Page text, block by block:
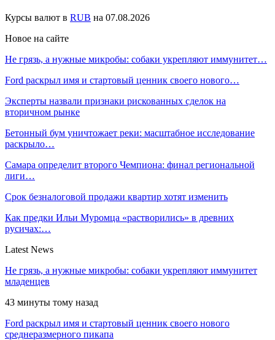
Курсы валют в RUB на 07.08.2026
Новое на сайте
Не грязь, а нужные микробы: собаки укрепляют иммунитет…
Ford раскрыл имя и стартовый ценник своего нового…
Эксперты назвали признаки рискованных сделок на
вторичном рынке
Бетонный бум уничтожает реки: масштабное исследование
раскрыло…
Самара определит второго Чемпиона: финал региональной
лиги…
Срок безналоговой продажи квартир хотят изменить
Как предки Ильи Муромца «растворились» в древних
русичах:…
Latest News
Не грязь, а нужные микробы: собаки укрепляют иммунитет
младенцев
43 минуты тому назад
Ford раскрыл имя и стартовый ценник своего нового
среднеразмерного пикапа